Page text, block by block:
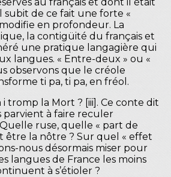
subit de ce fait une forte «
en profondeur. La
la contigüité du français et
une pratique langagière qui
langues. « Entre-deux » ou «
observons que le créole
ti pa, ti pa, en fréol.
i tromp la Mort ? [iii]. Ce conte dit
à faire reculer
Quelle ruse, quelle « part de
être la nôtre ? Sur quel « effet
nous désormais miser pour
langues de France les moins
à s’étioler ?